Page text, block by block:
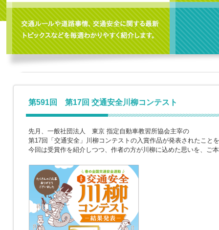
第591回 第17回 交通安全川柳コンテスト
先月、一般社団法人 東京 指定自動車教習所協会主宰の
第17回「交通安全」川柳コンテストの入賞作品が発表されたこと
今回は受賞作を紹介しつつ、作者の方が川柳に込めた思いを、ご